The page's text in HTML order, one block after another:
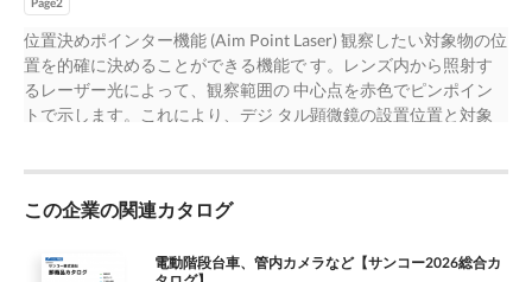
向上させる数々の 新機能を持った高度な研究から、日常のビジ
ネスやホームユーズまで様々な用途に対応する新しい Dino-Lite
のラインナップです。 Depth Acquisition 溝、穴、キズなどの深
さ方向の距離を測定 任意の 2 点間の深さ方向の距離をリアルタ
イムで測ることがで きます。従来の EDOF( 強化被写界深度 ) 機
た。 強化 FLC 機能 (Enhanced Flexible LED Control) 対象物の陰
ロールする FLC 機 能が更に向上致しました。 eFLC では、LED(
位置決めポインター機能 (Aim Point Laser) 観察したい対象物の位
置を的確に決めることができる機能で す。レンズ内から照射す
るレーザー光によって、観察範囲の 中心点を赤色でピンポイン
トで示します。これにより、デジ タル顕微鏡の設置位置と対象
(DINOAM7515MTFP) 500 万画素モデルで Wi-Fi モジュール
に Wi-Fi モジュー ル (WF-20) を取り付けることが可能になりま
この企業の関連カタログ
電動階段台車、管内カメラなど【サンコー2026総合カ